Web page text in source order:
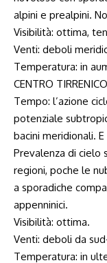
alpini e prealpini.
Visibilità: ottima,
Venti: deboli
Temperatura: in
CENTRO TIRRENICO
Tempo: l’azione
potenziale
bacini meridionali.
Prevalenza di cielo
regioni, poche le
a sporadiche
appenninici.
Visibilità: ottima.
Venti: deboli da
Temperatura: in